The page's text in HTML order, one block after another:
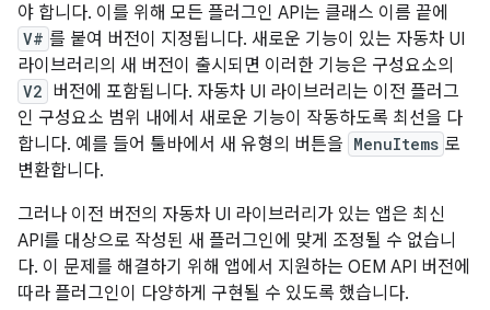
야 합니다. 이를 위해 모든 플러그인 API는 클래스 이름 끝에
V# 를 붙여 버전이 지정됩니다. 새로운 기능이 있는 자동차 UI
라이브러리의 새 버전이 출시되면 이러한 기능은 구성요소의
V2 버전에 포함됩니다. 자동차 UI 라이브러리는 이전 플러그
인 구성요소 범위 내에서 새로운 기능이 작동하도록 최선을 다
합니다. 예를 들어 툴바에서 새 유형의 버튼을 MenuItems 로
변환합니다.
그러나 이전 버전의 자동차 UI 라이브러리가 있는 앱은 최신
API를 대상으로 작성된 새 플러그인에 맞게 조정될 수 없습니
다. 이 문제를 해결하기 위해 앱에서 지원하는 OEM API 버전에
따라 플러그인이 다양하게 구현될 수 있도록 했습니다.